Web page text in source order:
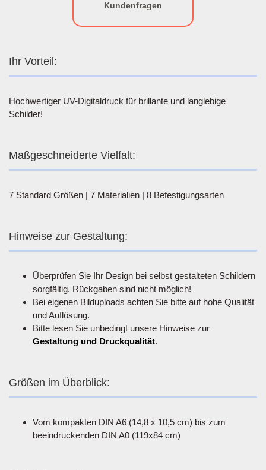
Kundenfragen
Ihr Vorteil:
Hochwertiger UV-Digitaldruck für brillante und langlebige
Schilder!
Maßgeschneiderte Vielfalt:
7 Standard Größen | 7 Materialien | 8 Befestigungsarten
Hinweise zur Gestaltung:
Überprüfen Sie Ihr Design bei selbst gestalteten Schildern
sorgfältig. Rückgaben sind nicht möglich!
Bei eigenen Bilduploads achten Sie bitte auf hohe Qualität
und Auflösung.
Bitte lesen Sie unbedingt unsere Hinweise zur
Gestaltung und Druckqualität.
Größen im Überblick:
Vom kompakten DIN A6 (14,8 x 10,5 cm) bis zum
beeindruckenden DIN A0 (119x84 cm)